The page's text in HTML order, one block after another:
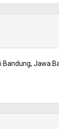
Jawa